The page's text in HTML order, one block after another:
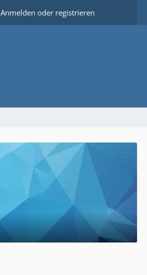
Anmelden oder registrieren